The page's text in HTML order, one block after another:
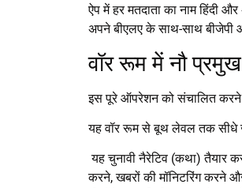
ऐप में हर मतदाता का नाम हिंदी
अपने बीएलए के साथ-साथ बीजेपी
वॉर रूम में नौ
इस पूरे ऑपरेशन को संचालित करने
यह वॉर रूम से बूथ लेवल तक सीधे
यह चुनावी नैरेटिव (कथा) तैयार
करने, खबरों की मॉनिटरिंग करने